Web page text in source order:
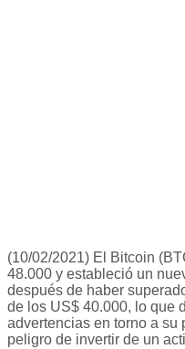
(10/02/2021) El Bitcoin
48.000 y estableció un
después de haber
de los US$ 40.000, lo que
advertencias en torno a su
peligro de invertir de un